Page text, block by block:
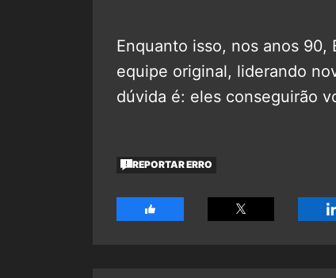
Enquanto isso, nos anos 90,
equipe original, liderando
dúvida é: eles conseguirão
REPORTAR ERRO